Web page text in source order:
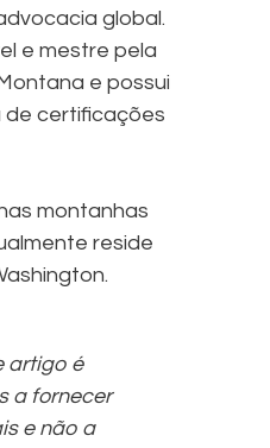
global.
e mestre pela
e possui
de certificações
montanhas
reside
artigo é
a fornecer
e não a